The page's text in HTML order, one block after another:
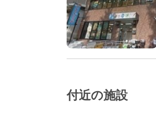
付近の施設